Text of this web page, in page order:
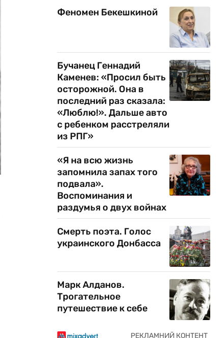
Феномен Бекешкиной
Бучанец Геннадий
Каменев: «Просил быть
осторожной. Она в
последний раз сказала:
«Люблю!». Дальше авто
с ребенком расстреляли
из РПГ»
«Я на всю жизнь
запомнила запах того
подвала».
Воспоминания и
раздумья о двух войнах
Смерть поэта. Голос
украинского Донбасса
Марк Алданов.
Трогательное
путешествие к себе